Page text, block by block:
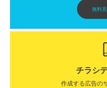
無料
チラシ
作成する広告の